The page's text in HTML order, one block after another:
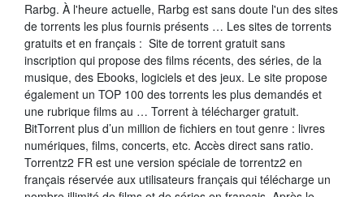
Rarbg. À l'heure actuelle, Rarbg est sans doute l'un des sites
de torrents les plus fournis présents … Les sites de torrents
gratuits et en français : Site de torrent gratuit sans
inscription qui propose des films récents, des séries, de la
musique, des Ebooks, logiciels et des jeux. Le site propose
également un TOP 100 des torrents les plus demandés et
une rubrique films au … Torrent à télécharger gratuit.
BitTorrent plus d’un million de fichiers en tout genre : livres
numériques, films, concerts, etc. Accès direct sans ratio.
Torrentz2 FR est une version spéciale de torrentz2 en
français réservée aux utilisateurs français qui télécharge un